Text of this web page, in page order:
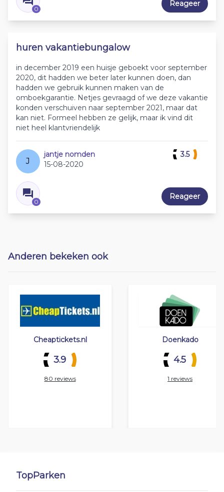
TopParken
0
Reageer
huren vakantiebungalow
in december 2019 een huisje geboekt voor september
2020, dit hadden we beter later kunnen doen, dan
hadden we gebruik kunnen maken van de
omboekgarantie. Netjes gevraagd of we deze vakantie
konden verschuiven naar september 2021, maar dat
kan niet. Formeel hebben ze gelijk, maar ik vind dit
niet heel klantvriendelijk
J
jantje nomden
15-08-2020
0
3.5
Reageer
Anderen bekeken ook
Cheaptickets.nl
3.9
80 reviews
Doenkado
4.5
1 reviews